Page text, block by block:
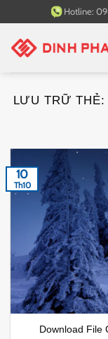
qua
nội
Hotline:
LƯU TRỮ
Download File
10
Th10